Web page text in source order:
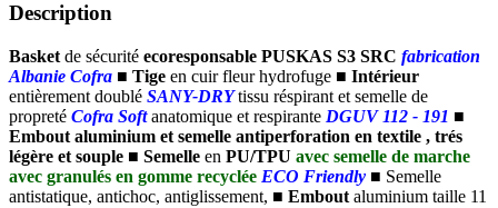
Description
Basket de sécurité ecoresponsable PUSKAS S3 SRC fabrication
Albanie Cofra ■ Tige en cuir fleur hydrofuge ■ Intérieur
entièrement doublé SANY-DRYtissu réspirant et semelle de
propreté Cofra Softanatomique et respirante DGUV 112 - 191 ■
Embout aluminium et semelle antiperforation en textile , trés
légère et souple ■ Semelle en PU/TPU avec semelle de marche
avec granulés en gomme recyclée ECO Friendly ■ Semelle
antistatique, antichoc, antiglissement, ■ Embout aluminium taille 11